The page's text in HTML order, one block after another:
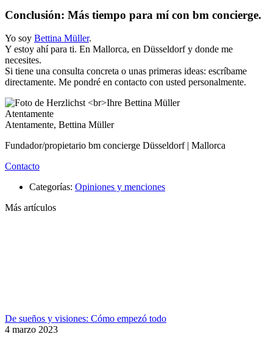
Conclusión: Más tiempo para mí con bm concierge.
Yo soy Bettina Müller.
Y estoy ahí para ti. En Mallorca, en Düsseldorf y donde me
necesites.
Si tiene una consulta concreta o unas primeras ideas: escríbame
directamente. Me pondré en contacto con usted personalmente.
Atentamente
Atentamente, Bettina Müller
Fundador/propietario bm concierge Düsseldorf | Mallorca
Contacto
Categorías: Opiniones y menciones
Más artículos
De sueños y visiones: Cómo empezó todo
4 marzo 2023